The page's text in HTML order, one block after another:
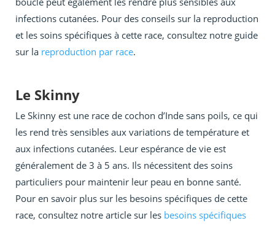
infections cutanées. Pour des conseils sur la reproduction
et les soins spécifiques à cette race, consultez notre guide
sur la reproduction par race.
Le Skinny
Le Skinny est une race de cochon d’Inde sans poils, ce qui
les rend très sensibles aux variations de température et
aux infections cutanées. Leur espérance de vie est
généralement de 3 à 5 ans. Ils nécessitent des soins
particuliers pour maintenir leur peau en bonne santé.
Pour en savoir plus sur les besoins spécifiques de cette
race, consultez notre article sur les besoins spécifiques